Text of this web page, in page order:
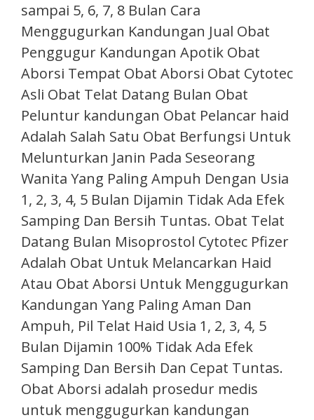
sampai 5, 6, 7, 8 Bulan Cara
Menggugurkan Kandungan Jual Obat
Penggugur Kandungan Apotik Obat
Aborsi Tempat Obat Aborsi Obat Cytotec
Asli Obat Telat Datang Bulan Obat
Peluntur kandungan Obat Pelancar haid
Adalah Salah Satu Obat Berfungsi Untuk
Melunturkan Janin Pada Seseorang
Wanita Yang Paling Ampuh Dengan Usia
1, 2, 3, 4, 5 Bulan Dijamin Tidak Ada Efek
Samping Dan Bersih Tuntas. Obat Telat
Datang Bulan Misoprostol Cytotec Pfizer
Adalah Obat Untuk Melancarkan Haid
Atau Obat Aborsi Untuk Menggugurkan
Kandungan Yang Paling Aman Dan
Ampuh, Pil Telat Haid Usia 1, 2, 3, 4, 5
Bulan Dijamin 100% Tidak Ada Efek
Samping Dan Bersih Dan Cepat Tuntas.
Obat Aborsi adalah prosedur medis
untuk menggugurkan kandungan